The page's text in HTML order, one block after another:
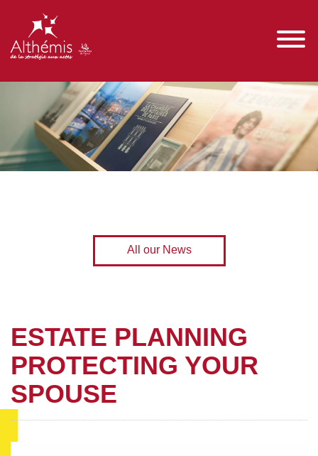
All our News
ESTATE PLANNING
PROTECTING YOUR
SPOUSE